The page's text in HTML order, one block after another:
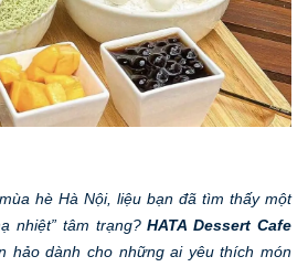
hè Hà Nội, liệu bạn đã tìm thấy một
nhiệt” tâm trạng?HATA Dessert Cafe
hảo dành cho những ai yêu thích món